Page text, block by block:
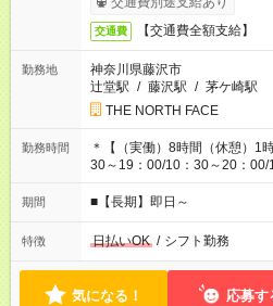
交通費 【交通費全額支給】
勤務地
神奈川県藤沢市
辻堂駅 / 藤沢駅 / 茅ケ崎駅
THE NORTH FACE
勤務時間
＊【（実働）8時間（休憩）
30～19：00/10：30～20：
30
期間 ■【長期】即日～
特徴 日払いOK / シフト勤務
気になる！ 応募す